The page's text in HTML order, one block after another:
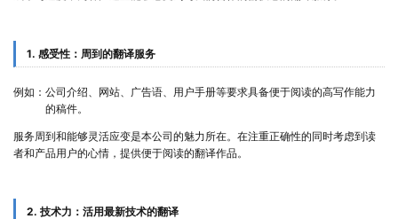
1. 感受性：周到的翻译服务
例如： 公司介绍、网站、广告语、用户手册等要求具备便于阅读的高写作能力
的稿件。
服务周到和能够灵活应变是本公司的魅力所在。在注重正确性的同时考虑到读
者和产品用户的心情，提供便于阅读的翻译作品。
2. 技术力：活用最新技术的翻译